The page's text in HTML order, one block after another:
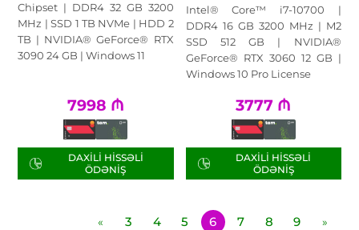
Chipset | DDR4 32 GB 3200
MHz | SSD 1 TB NVMe | HDD 2
TB | NVIDIA® GeForce® RTX
3090 24 GB | Windows 11
7998 ₼
DAXILI HISSƏLI
ÖDƏNIŞ
Intel® Core™ i7-10700 |
DDR4 16 GB 3200 MHz | M2
SSD 512 GB | NVIDIA®
GeForce® RTX 3060 12 GB |
Windows 10 Pro License
3777 ₼
DAXILI HISSƏLI
ÖDƏNIŞ
« 3 4 5 6 7 8 9 »